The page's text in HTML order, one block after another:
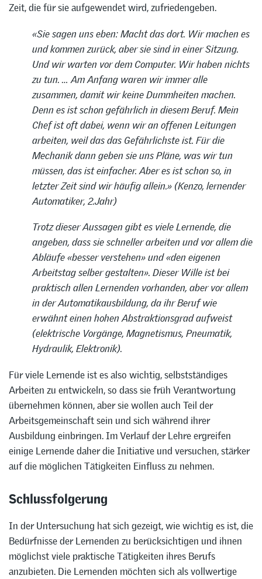
Zeit, die für sie aufgewendet wird, zufriedengeben.
«Sie sagen uns eben: Macht das dort. Wir machen es
und kommen zurück, aber sie sind in einer Sitzung.
Und wir warten vor dem Computer. Wir haben nichts
zu tun. … Am Anfang waren wir immer alle
zusammen, damit wir keine Dummheiten machen.
Denn es ist schon gefährlich in diesem Beruf. Mein
Chef ist oft dabei, wenn wir an offenen Leitungen
arbeiten, weil das das Gefährlichste ist. Für die
Mechanik dann geben sie uns Pläne, was wir tun
müssen, das ist einfacher. Aber es ist schon so, in
letzter Zeit sind wir häufig allein.» (Kenzo, lernender
Automatiker, 2.Jahr)
Trotz dieser Aussagen gibt es viele Lernende, die
angeben, dass sie schneller arbeiten und vor allem die
Abläufe «besser verstehen» und «den eigenen
Arbeitstag selber gestalten». Dieser Wille ist bei
praktisch allen Lernenden vorhanden, aber vor allem
in der Automatikausbildung, da ihr Beruf wie
erwähnt einen hohen Abstraktionsgrad aufweist
(elektrische Vorgänge, Magnetismus, Pneumatik,
Hydraulik, Elektronik).
Für viele Lernende ist es also wichtig, selbstständiges
Arbeiten zu entwickeln, so dass sie früh Verantwortung
übernehmen können, aber sie wollen auch Teil der
Arbeitsgemeinschaft sein und sich während ihrer
Ausbildung einbringen. Im Verlauf der Lehre ergreifen
einige Lernende daher die Initiative und versuchen, stärker
auf die möglichen Tätigkeiten Einfluss zu nehmen.
Schlussfolgerung
In der Untersuchung hat sich gezeigt, wie wichtig es ist, die
Bedürfnisse der Lernenden zu berücksichtigen und ihnen
möglichst viele praktische Tätigkeiten ihres Berufs
anzubieten. Die Lernenden möchten sich als vollwertige